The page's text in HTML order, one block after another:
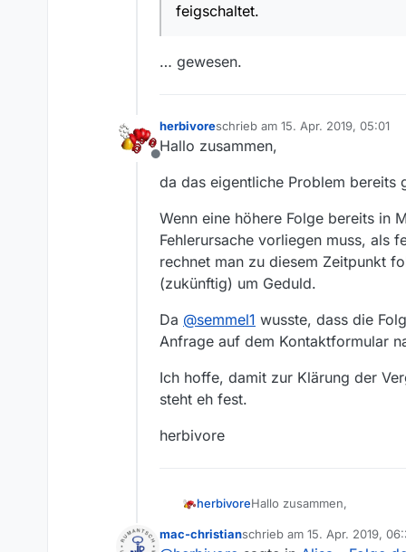
feigschaltet.
… gewesen.
Offline
herbivoreschrieb am 15. Apr. 2019, 05:01
zuletzt editiert von
Hallo zusammen,
da das eigentliche Problem bereits
Wenn eine höhere Folge bereits in
Fehlerursache vorliegen muss, als
rechnet man zu diesem Zeitpunkt
(zukünftig) um Geduld.
Da @semmel1 wusste, dass die
Anfrage auf dem Kontaktformular
Ich hoffe, damit zur Klärung der
steht eh fest.
herbivore
herbivoreHallo zusammen,
da das eigentliche
mac-christianschrieb am 15. Apr. 2019,
zuletzt editiert von